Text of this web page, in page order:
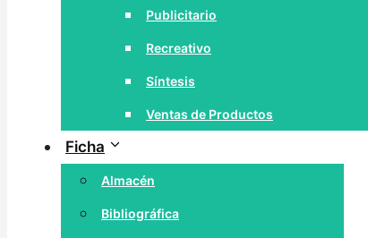
Publicitario
Recreativo
Síntesis
Ventas de Productos
Ficha
Almacén
Bibliográfica